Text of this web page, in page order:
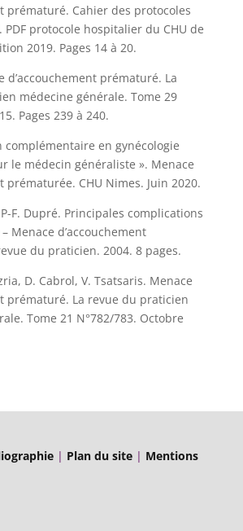
prématuré. Cahier des protocoles
protocole hospitalier du CHU de
2019. Pages 14 à 20.
d’accouchement prématuré. La
médecine générale. Tome 29
Pages 239 à 240.
complémentaire en gynécologie
le médecin généraliste ». Menace
prématurée. CHU Nimes. Juin 2020.
F. Dupré. Principales complications
Menace d’accouchement
du praticien. 2004. 8 pages.
D. Cabrol, V. Tsatsaris. Menace
prématuré. La revue du praticien
Tome 21 N°782/783. Octobre
| Plan du site| Mentions